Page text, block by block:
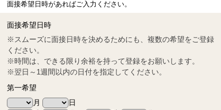
Tel
0570-55-0314
面接希望日時があればご入力ください。
面接希望日時
※スムーズに面接日時を決めるためにも、複数の希望をご登録
ください。
※時間は、できる限り余裕を持って登録をお願いします。
※翌日～1週間以内の日付を指定してください。
第一希望
月
日